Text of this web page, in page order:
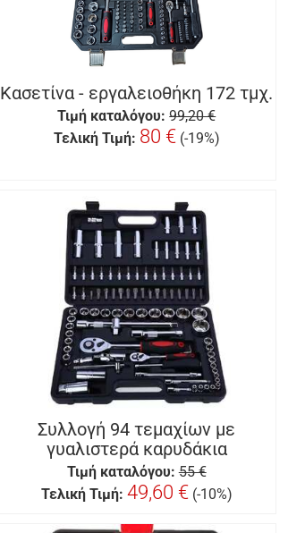
Κασετίνα - εργαλειοθήκη 172 τμχ.
Τιμή καταλόγου: 99,20 €
Τελική Τιμή: 80 € (-19%)
Συλλογή 94 τεμαχίων με
γυαλιστερά καρυδάκια
Τιμή καταλόγου: 55 €
Τελική Τιμή: 49,60 € (-10%)